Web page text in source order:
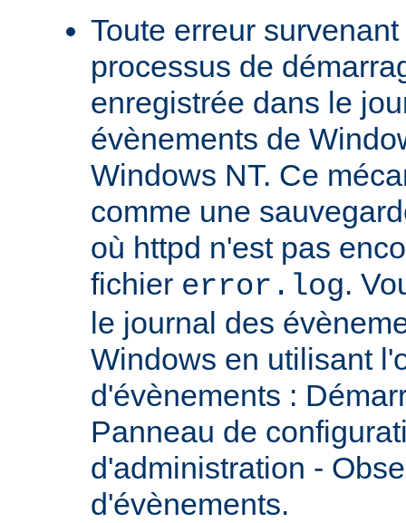
Toute erreur
processus de
enregistrée dans le
évènements de
Windows NT. Ce
comme une
où httpd n'est pas
fichier error.log.
le journal des
Windows en utilisant
d'évènements :
Panneau de
d'administration -
d'évènements.